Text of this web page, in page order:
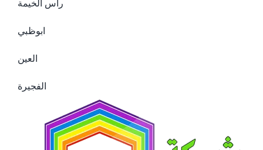
راس الخيمة
ابوظبي
العين
الفجيرة